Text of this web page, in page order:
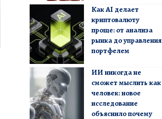
Как AI делает
криптовалюту
проще: от анализа
рынка до управления
портфелем
ИИ никогда не
сможет мыслить как
человек: новое
исследование
объяснило почему